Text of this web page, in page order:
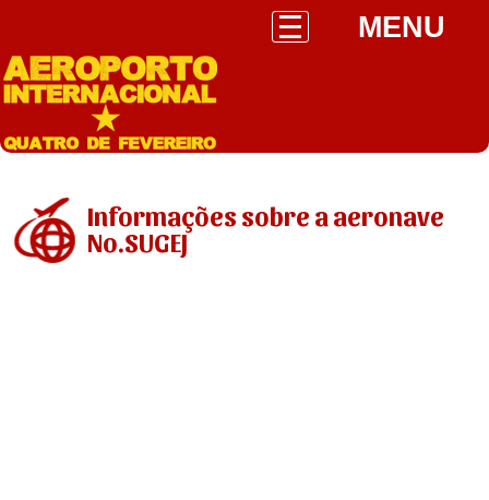
MENU
Informações sobre a aeronave
No.SUGEJ